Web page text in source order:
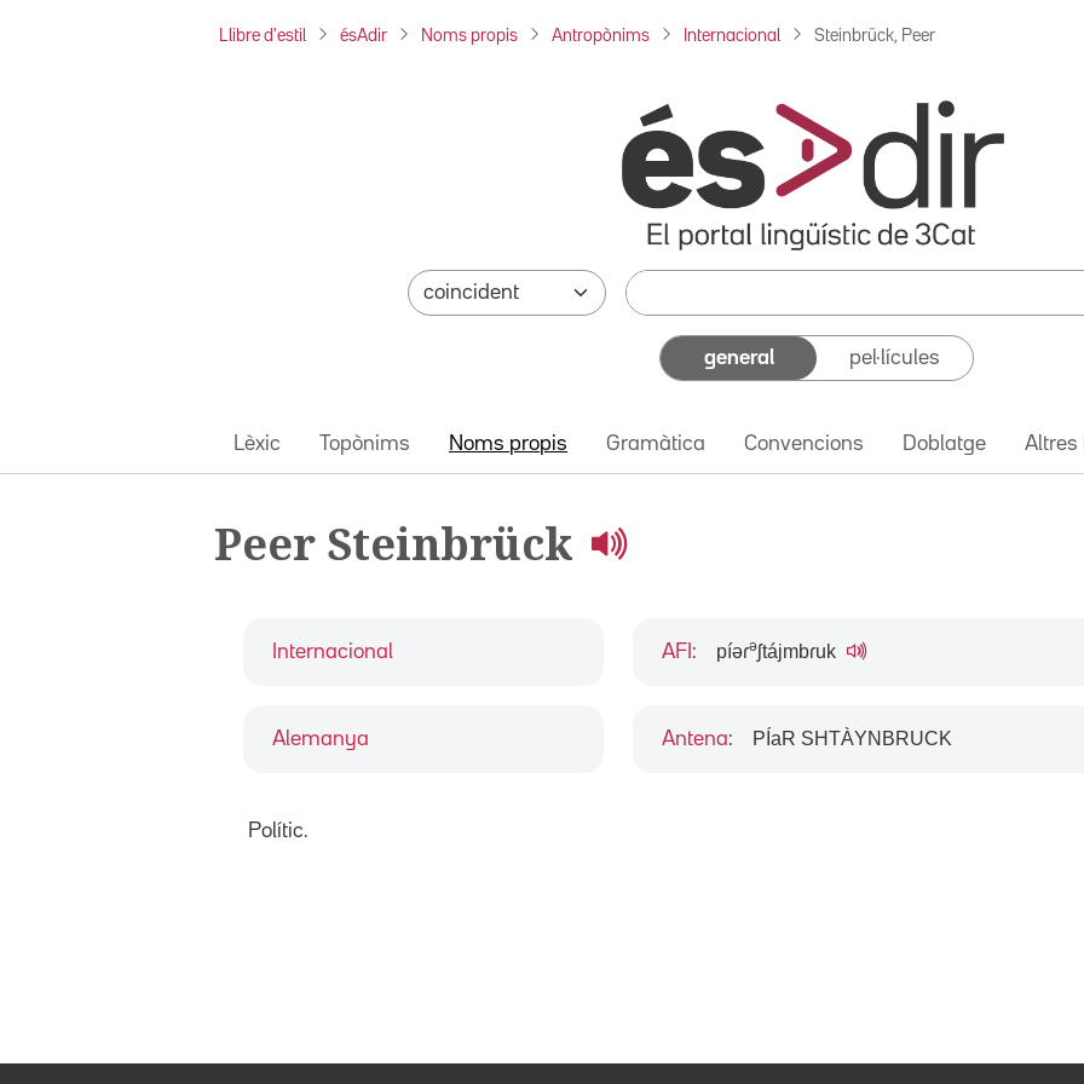
Llibre d'estil ésAdir Noms propis Antropònims Internacional Steinbrück, Peer
general pel·lícules
Lèxic Topònims Noms propis Gramàtica Convencions Doblatge Altres
Peer Steinbrück
Internacional
Alemanya
AFI : píəɾəʃtájmbɾuk
Antena: PÍaR SHTÀYNBRUCK
Polític.